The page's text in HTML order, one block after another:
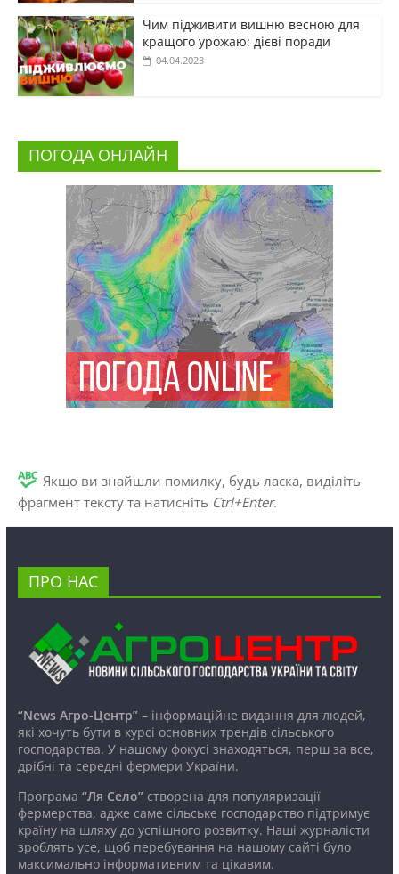
Чим підживити вишню весною для
кращого урожаю: дієві поради
04.04.2023
ПОГОДА ОНЛАЙН
Якщо ви знайшли помилку, будь ласка, виділіть
фрагмент тексту та натисніть Ctrl+Enter.
ПРО НАС
“News Агро-Центр”– інформаційне видання для людей,
які хочуть бути в курсі основних трендів сільського
господарства. У нашому фокусі знаходяться, перш за все,
дрібні та середні фермери України.
Програма “Ля Село”створена для популяризації
фермерства, адже саме сільське господарство підтримує
країну на шляху до успішного розвитку. Наші журналісти
зроблять усе, щоб перебування на нашому сайті було
максимально інформативним та цікавим.